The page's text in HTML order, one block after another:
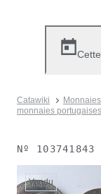
Catawiki
monnaies
Nº 103741843
Vendu